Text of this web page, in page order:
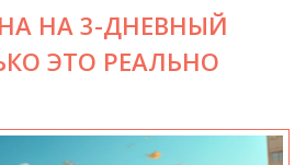
корректно переводить и
на практике.
НА 3-ДНЕВНЫЙ
ЭТО РЕАЛЬНО